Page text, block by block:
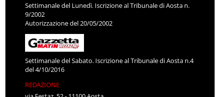
Settimanale del Lunedì. Iscrizione al Tribunale di Aosta n.
9/2002
Autorizzazione del 20/05/2002
Settimanale del Sabato. Iscrizione al Tribunale di Aosta n.4
del 4/10/2016
REDAZIONE